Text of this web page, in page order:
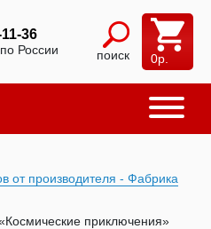
36
России поиск 0р.
от производителя - Фабрика
приключения»